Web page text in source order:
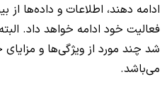
ادامه دهند، اطلاعات و داده‌ها
فعالیت خود ادامه خواهد داد.
شد چند مورد از ویژگی‌ها و مزایای
می‌‌باشد.